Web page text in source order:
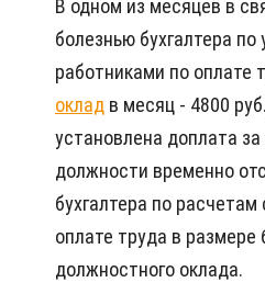
В одном из месяцев в
болезнью бухгалтера по
работниками по оплате
оклад в месяц - 4800
установлена доплата
должности временно
бухгалтера по
оплате труда в размере
должностного оклада.